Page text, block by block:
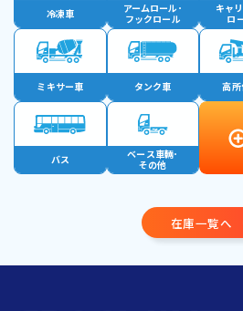
冷凍車
アームロール･
フックロール
キャ
ロ
ミキサー車 タンク車 高
バス
ベース車輛･
その他
在庫一覧へ